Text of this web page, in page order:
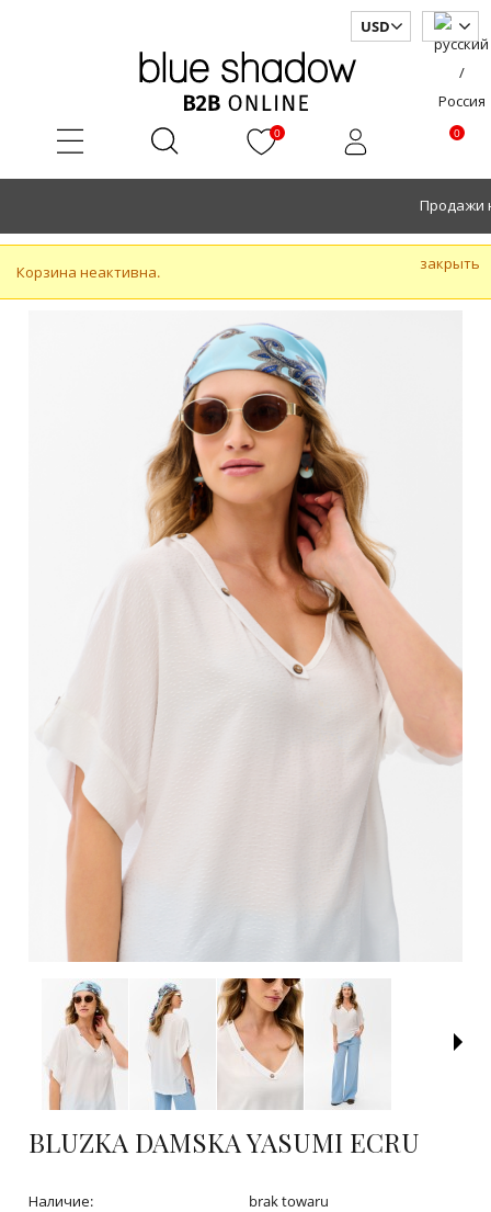
0 0
закрыть
Корзина неактивна.
BLUZKA DAMSKA YASUMI ECRU
Наличие: brak towaru